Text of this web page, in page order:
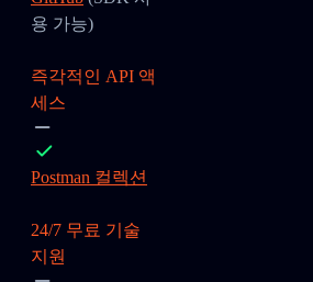
용 가능)
즉각적인 API 액
세스
Postman 컬렉션
24/7 무료 기술
지원